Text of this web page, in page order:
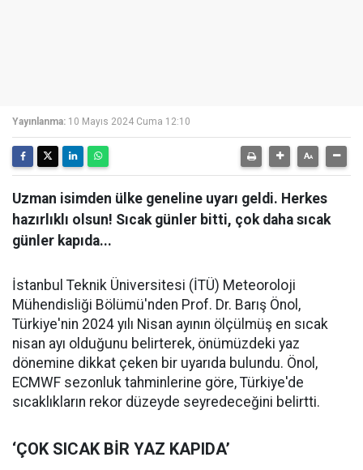
Yayınlanma: 10 Mayıs 2024 Cuma 12:10
Uzman isimden ülke geneline uyarı geldi. Herkes
hazırlıklı olsun! Sıcak günler bitti, çok daha sıcak
günler kapıda...
İstanbul Teknik Üniversitesi (İTÜ) Meteoroloji
Mühendisliği Bölümü'nden Prof. Dr. Barış Önol,
Türkiye'nin 2024 yılı Nisan ayının ölçülmüş en sıcak
nisan ayı olduğunu belirterek, önümüzdeki yaz
dönemine dikkat çeken bir uyarıda bulundu. Önol,
ECMWF sezonluk tahminlerine göre, Türkiye'de
sıcaklıkların rekor düzeyde seyredeceğini belirtti.
‘ÇOK SICAK BİR YAZ KAPIDA’